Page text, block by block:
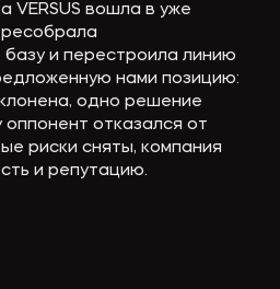
VERSUS вошла в уже
и перестроила линию
нами позицию:
одно решение
отказался от
риски сняты, компания
и репутацию.